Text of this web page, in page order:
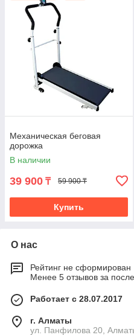
Механическая беговая
дорожка
В наличии
39 900 ₸ 59 900 ₸
Купить
О нас
Рейтинг не сформирован
Менее 5 отзывов за
Работает с 28.07.2017
г. Алматы
ул. Панфилова 20,